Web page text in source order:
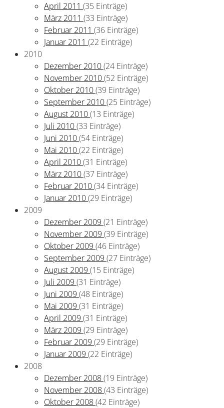
April 2011 (35 Einträge)
März 2011 (33 Einträge)
Februar 2011 (36 Einträge)
Januar 2011 (22 Einträge)
2010
Dezember 2010(24 Einträge)
November 2010(52 Einträge)
Oktober 2010(39 Einträge)
September 2010(25 Einträge)
August 2010(13 Einträge)
Juli 2010(33 Einträge)
Juni 2010(54 Einträge)
Mai 2010(22 Einträge)
April 2010(31 Einträge)
März 2010(37 Einträge)
Februar 2010(34 Einträge)
Januar 2010(29 Einträge)
2009
Dezember 2009 (21 Einträge)
November 2009 (39 Einträge)
Oktober 2009 (46 Einträge)
September 2009 (27 Einträge)
August 2009 (15 Einträge)
Juli 2009 (31 Einträge)
Juni 2009 (48 Einträge)
Mai 2009 (31 Einträge)
April 2009 (31 Einträge)
März 2009 (29 Einträge)
Februar 2009 (29 Einträge)
Januar 2009 (22 Einträge)
2008
Dezember 2008(19 Einträge)
November 2008(43 Einträge)
Oktober 2008(42 Einträge)